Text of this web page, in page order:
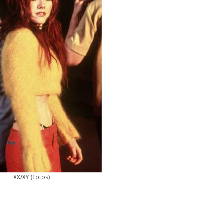
XX/XY (Fotos)